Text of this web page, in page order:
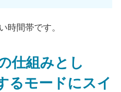
時間帯です。
仕組みとし
るモードにスイ